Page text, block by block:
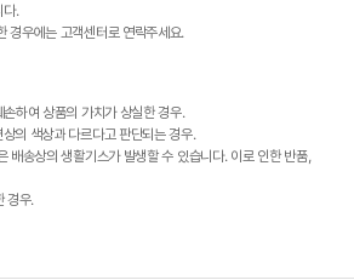
다.
경우에는 고객센터로 연락주세요.
하여 상품의 가치가 상실한 경우.
의 색상과 다르다고 판단되는 경우.
배송상의 생활기스가 발생할 수 있습니다. 이로 인한 반품,
경우.